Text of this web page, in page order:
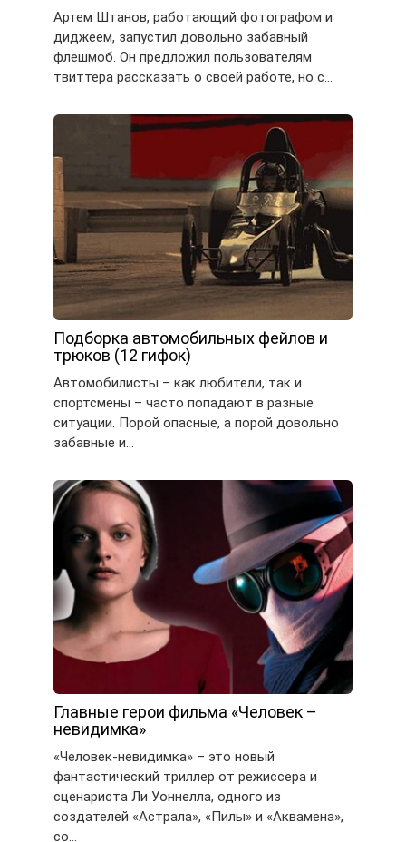
Артем Штанов, работающий фотографом и
диджеем, запустил довольно забавный
флешмоб. Он предложил пользователям
твиттера рассказать о своей работе, но с…
Подборка автомобильных фейлов и
трюков (12 гифок)
Автомобилисты – как любители, так и
спортсмены – часто попадают в разные
ситуации. Порой опасные, а порой довольно
забавные и…
Главные герои фильма «Человек –
невидимка»
«Человек-невидимка» – это новый
фантастический триллер от режиссера и
сценариста Ли Уоннелла, одного из
создателей «Астрала», «Пилы» и «Аквамена»,
со…